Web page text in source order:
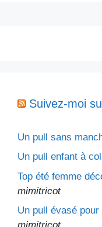
Suivez-moi
Un pull sans
Un pull enfant à
Top été femme
mimitricot
Un pull évasé